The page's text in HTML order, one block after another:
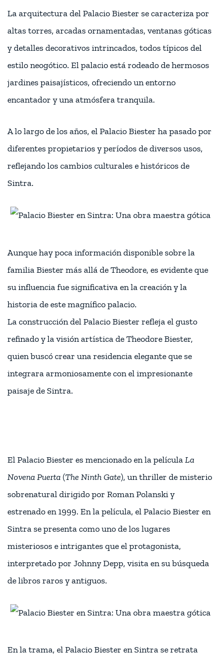
La arquitectura del Palacio Biester se caracteriza por
altas torres, arcadas ornamentadas, ventanas góticas
y detalles decorativos intrincados, todos típicos del
estilo neogótico. El palacio está rodeado de hermosos
jardines paisajísticos, ofreciendo un entorno
encantador y una atmósfera tranquila.
A lo largo de los años, el Palacio Biester ha pasado por
diferentes propietarios y períodos de diversos usos,
reflejando los cambios culturales e históricos de
Sintra.
Aunque hay poca información disponible sobre la
familia Biester más allá de Theodore, es evidente que
su influencia fue significativa en la creación y la
historia de este magnífico palacio.
La construcción del Palacio Biester refleja el gusto
refinado y la visión artística de Theodore Biester,
quien buscó crear una residencia elegante que se
integrara armoniosamente con el impresionante
paisaje de Sintra.
El Palacio Biester es mencionado en la películaLa
Novena Puerta(The Ninth Gate), un thriller de misterio
sobrenatural dirigido por Roman Polanski y
estrenado en 1999. En la película, el Palacio Biester en
Sintra se presenta como uno de los lugares
misteriosos e intrigantes que el protagonista,
interpretado por Johnny Depp, visita en su búsqueda
de libros raros y antiguos.
En la trama, el Palacio Biester en Sintra se retrata